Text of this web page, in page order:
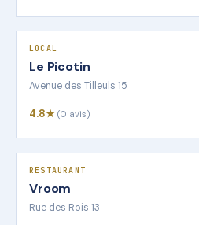
LOCAL
Le Picotin
Avenue des Tilleuls 15
4.8★ (0 avis)
RESTAURANT
Vroom
Rue des Rois 13